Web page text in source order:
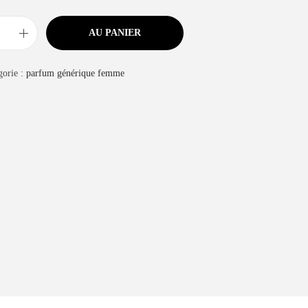
AU PANIER
: parfum générique femme